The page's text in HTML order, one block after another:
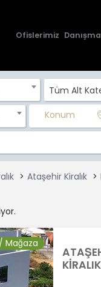
Ofislerimiz
Tüm Alt
Konum
Ataşehir Kiralık
Mağaza